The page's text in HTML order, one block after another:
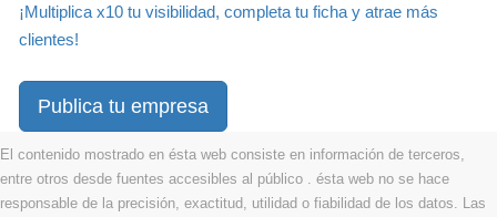
¡Multiplica x10 tu visibilidad, completa tu ficha y atrae más
clientes!
Publica tu empresa
El contenido mostrado en ésta web consiste en información de terceros,
entre otros desde fuentes accesibles al público . ésta web no se hace
responsable de la precisión, exactitud, utilidad o fiabilidad de los datos. Las